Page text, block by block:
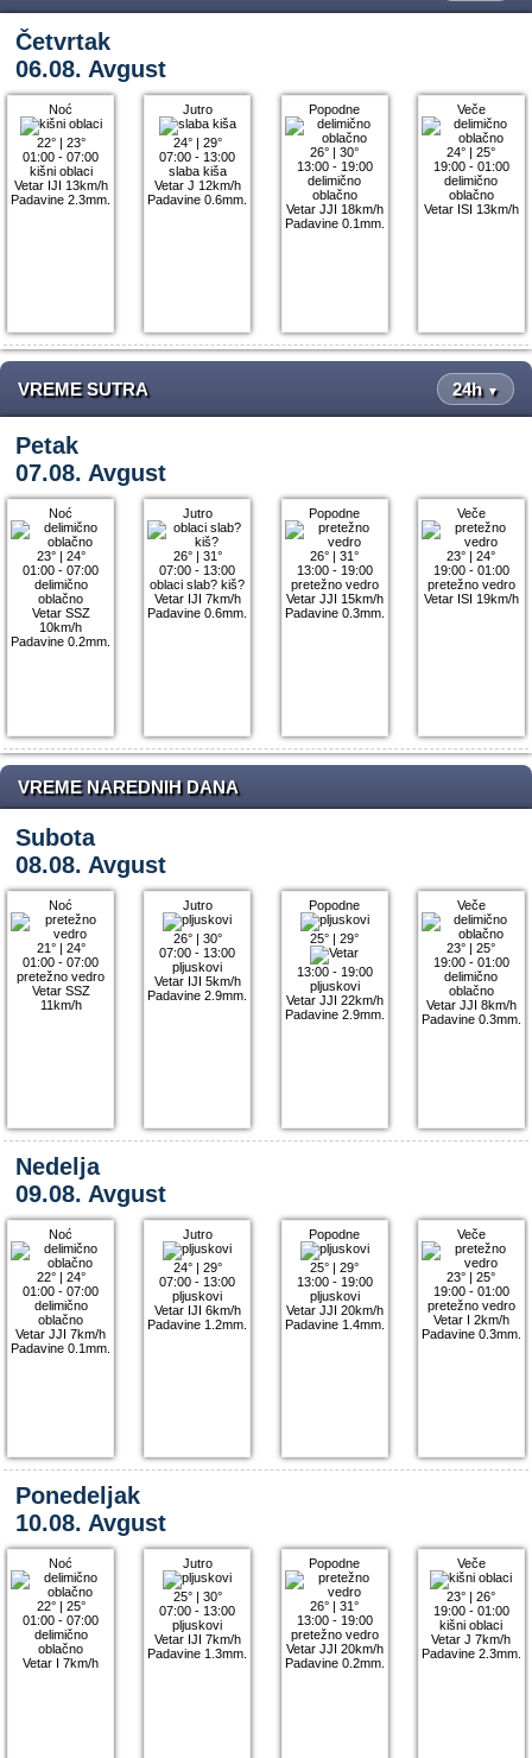
Četvrtak
06.08. Avgust
Noć
22°| 23°
01:00 - 07:00
kišni oblaci
Vetar IJI 13km/h
Padavine 2.3mm.
Jutro
24°| 29°
07:00 - 13:00
slaba kiša
Vetar J 12km/h
Padavine 0.6mm.
Popodne
26° |30°
13:00 - 19:00
delimično
oblačno
Vetar JJI 18km/h
Padavine 0.1mm.
Veče
24° |25°
19:00 - 01:00
delimično
oblačno
Vetar ISI 13km/h
VREME SUTRA 24h ▼
Petak
07.08. Avgust
Noć
23°| 24°
01:00 - 07:00
delimično
oblačno
Vetar SSZ
10km/h
Padavine 0.2mm.
Jutro
26°| 31°
07:00 - 13:00
oblaci slab? kiš?
Vetar IJI 7km/h
Padavine 0.6mm.
Popodne
26° |31°
13:00 - 19:00
pretežno vedro
Vetar JJI 15km/h
Padavine 0.3mm.
Veče
23° |24°
19:00 - 01:00
pretežno vedro
Vetar ISI 19km/h
VREME NAREDNIH DANA
Subota
08.08. Avgust
Noć
21°| 24°
01:00 - 07:00
pretežno vedro
Vetar SSZ
11km/h
Jutro
26°| 30°
07:00 - 13:00
pljuskovi
Vetar IJI 5km/h
Padavine 2.9mm.
Popodne
25° |29°
13:00 - 19:00
pljuskovi
Vetar JJI 22km/h
Padavine 2.9mm.
Veče
23° |25°
19:00 - 01:00
delimično
oblačno
Vetar JJI 8km/h
Padavine 0.3mm.
Nedelja
09.08. Avgust
Noć
22°| 24°
01:00 - 07:00
delimično
oblačno
Vetar JJI 7km/h
Padavine 0.1mm.
Jutro
24°| 29°
07:00 - 13:00
pljuskovi
Vetar IJI 6km/h
Padavine 1.2mm.
Popodne
25° |29°
13:00 - 19:00
pljuskovi
Vetar JJI 20km/h
Padavine 1.4mm.
Veče
23° |25°
19:00 - 01:00
pretežno vedro
Vetar I 2km/h
Padavine 0.3mm.
Ponedeljak
10.08. Avgust
Noć
22°| 25°
01:00 - 07:00
delimično
oblačno
Vetar I 7km/h
Jutro
25°| 30°
07:00 - 13:00
pljuskovi
Vetar IJI 7km/h
Padavine 1.3mm.
Popodne
26° |31°
13:00 - 19:00
pretežno vedro
Vetar JJI 20km/h
Padavine 0.2mm.
Veče
23° |26°
19:00 - 01:00
kišni oblaci
Vetar J 7km/h
Padavine 2.3mm.